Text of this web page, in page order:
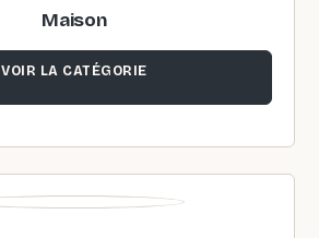
Maison
VOIR LA CATÉGORIE